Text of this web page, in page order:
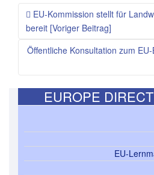
EU-Kommission stellt für
bereit [Voriger Beitrag]
Öffentliche Konsultation zum
EUROPE
EU-